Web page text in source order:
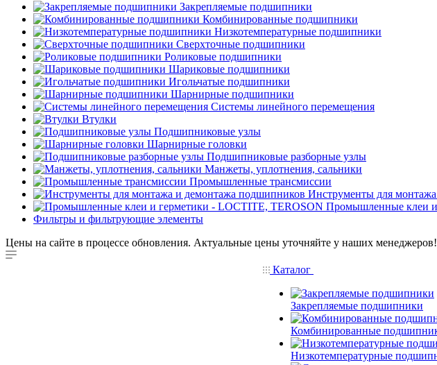
Закрепляемые подшипники
Комбинированные подшипники
Низкотемпературные подшипники
Сверхточные подшипники
Роликовые подшипники
Шариковые подшипники
Игольчатые подшипники
Шарнирные подшипники
Системы линейного перемещения
Втулки
Подшипниковые узлы
Шарнирные головки
Подшипниковые разборные узлы
Манжеты, уплотнения, сальники
Промышленные трансмиссии
Инструменты для
Промышленные клеи
Фильтры и фильтрующие элементы
Цены на сайте в процессе обновления. Актуальные цены уточняйте у наших менеджеров!
Каталог
Закрепляемые подшипники
Комбинированные
Низкотемпературные